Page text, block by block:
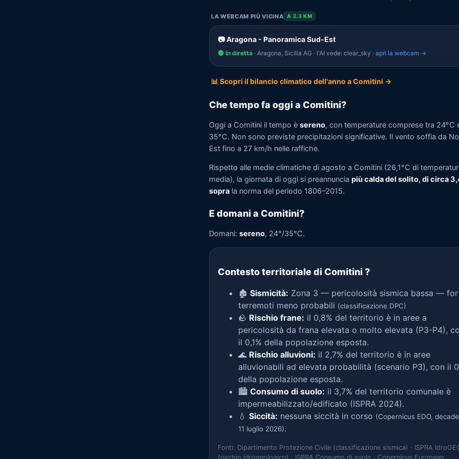
LA WEBCAM PIÙ VICINA A 2.3 KM
📷 Aragona - Panoramica Sud-Est
🟢 in diretta · Aragona, Sicilia AG · l'AI vede: clear_sky · apri la webcam →
📊 Scopri il bilancio climatico dell'anno a Comitini →
Che tempo fa oggi a Comitini?
Oggi a Comitini il tempo è sereno, con temperature comprese tra 24°C
35°C. Non sono previste precipitazioni significative. Il vento soffia da
Est fino a 27 km/h nelle raffiche.
Rispetto alle medie climatiche di agosto a Comitini (26,1°C di
media), la giornata di oggi si preannuncia più calda del solito, di circa
sopra la norma del periodo 1806–2015.
E domani a Comitini?
Domani: sereno, 24°/35°C.
Contesto territoriale di Comitini ?
🏚️ Sismicità: Zona 3 — pericolosità sismica bassa —
terremoti meno probabili (classificazione DPC)
🪨 Rischio frane: il 0,8% del territorio è in aree a
pericolosità da frana elevata o molto elevata (P3-P4),
il 0,1% della popolazione esposta.
🌊 Rischio alluvioni: il 2,7% del territorio è in aree
alluvionabili ad elevata probabilità (scenario P3), con il
della popolazione esposta.
🏙️ Consumo di suolo: il 3,7% del territorio comunale è
impermeabilizzato/edificato (ISPRA 2024).
💧 Siccità: nessuna siccità in corso (Copernicus EDO,
11 luglio 2026).
Fonti: Dipartimento Protezione Civile (classificazione sismica) · ISPRA
(rischio idrogeologico) · ISPRA Consumo di suolo · Copernicus European